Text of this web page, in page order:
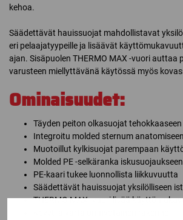
kehoa.
Säädettävät hauissuojat mahdollistavat
eri pelaajatyypeille ja lisäävät
ajan. Sisäpuolen THERMO MAX -vuori auttaa
varusteen miellyttävänä käytössä myös
Ominaisuudet:
Täyden peiton olkasuojat
Integroitu molded sternum
Muotoillut kylkisuojat parempaan
Molded PE -selkäranka iskusuojaukseen
PE-kaari tukee luonnollista liikkuvuutta
Säädettävät hauissuojat yksilölliseen
THERMO MAX -vuori lisää